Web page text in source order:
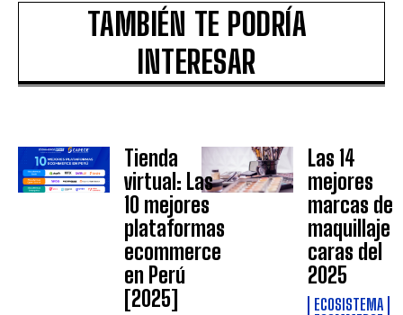
TAMBIÉN TE PODRÍA
INTERESAR
Tienda
virtual: Las
10 mejores
plataformas
ecommerce
en Perú
[2025]
Las 14
mejores
marcas de
maquillaje
caras del
2025
ECOSISTEMA